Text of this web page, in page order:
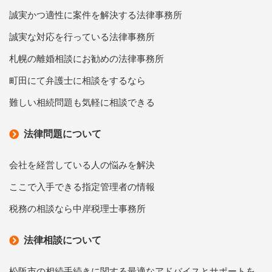
誠実かつ適性に案件を解決する法律事務所
誠実な対応を行っている法律事務所
札幌の離婚相談にお勧めの法律事務所
町田にて弁護士に相談をするなら
難しい相続問題も気軽に相談できる
法律問題について
会社を経営している人の悩みを解決
ここで入手できる指定管理者の情報
税務の相談なら中岸税理士事務所
法律相談について